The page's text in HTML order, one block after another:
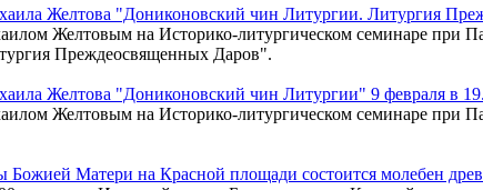
Желтова "Дониконовский чин Литургии. Литургия
Желтовым на Историко-литургическом семинаре при
Преждеосвященных Даров".
Желтова "Дониконовский чин Литургии" 9 февраля в
Желтовым на Историко-литургическом семинаре при
Божией Матери на Красной площади состоится молебен